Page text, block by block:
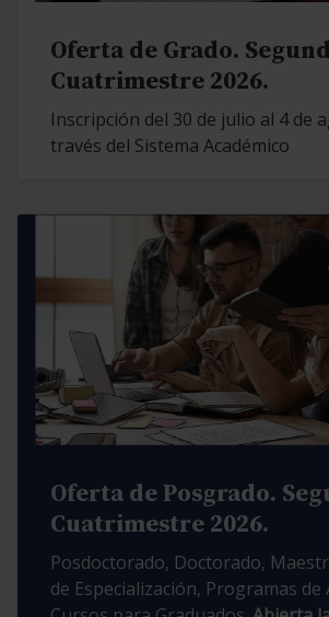
Oferta de Grado.
Cuatrimestre 2026.
Inscripción del 30 de julio al 4 de
través del Sistema Académico
Oferta de Posgrado.
Cuatrimestre 2026.
Posdoctorado, Doctorado,
de Especialización, Programas de